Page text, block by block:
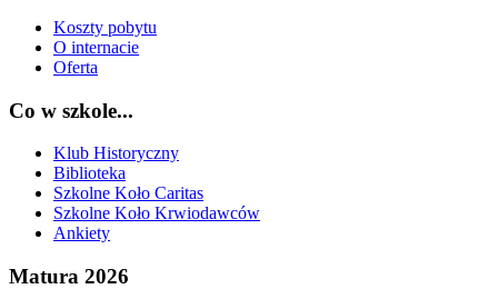
Koszty pobytu
O internacie
Oferta
Co w szkole...
Klub Historyczny
Biblioteka
Szkolne Koło Caritas
Szkolne Koło Krwiodawców
Ankiety
Matura 2026